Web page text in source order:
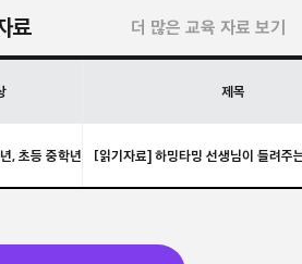
료 더 많은 교육 자료 보기
제목
, 초등 중학년 [읽기자료] 하밍타밍 선생님이 들려주